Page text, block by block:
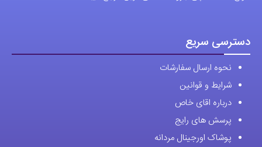
شرایط و قوانین
درباره اقای خاص
پرسش های رایج
پوشاک اورجینال مردانه
ارتباط با ما